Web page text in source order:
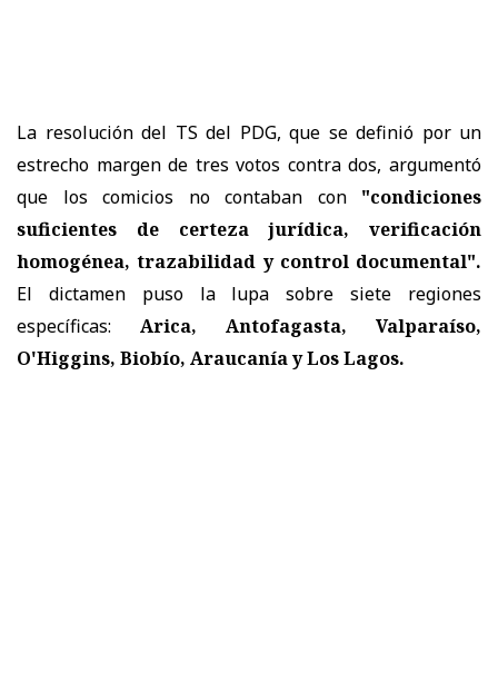
La resolución del TS del PDG, que se definió por un
estrecho margen de tres votos contra dos, argumentó
que los comicios no contaban con "condiciones
suficientes de certeza jurídica, verificación
homogénea, trazabilidad y control documental".
El dictamen puso la lupa sobre siete regiones
específicas: Arica, Antofagasta, Valparaíso,
O'Higgins, Biobío, Araucanía y Los Lagos.